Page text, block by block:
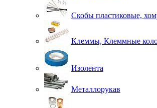
Скобы пластиковые,
Клеммы, Клеммные
Изолента
Металлорукав